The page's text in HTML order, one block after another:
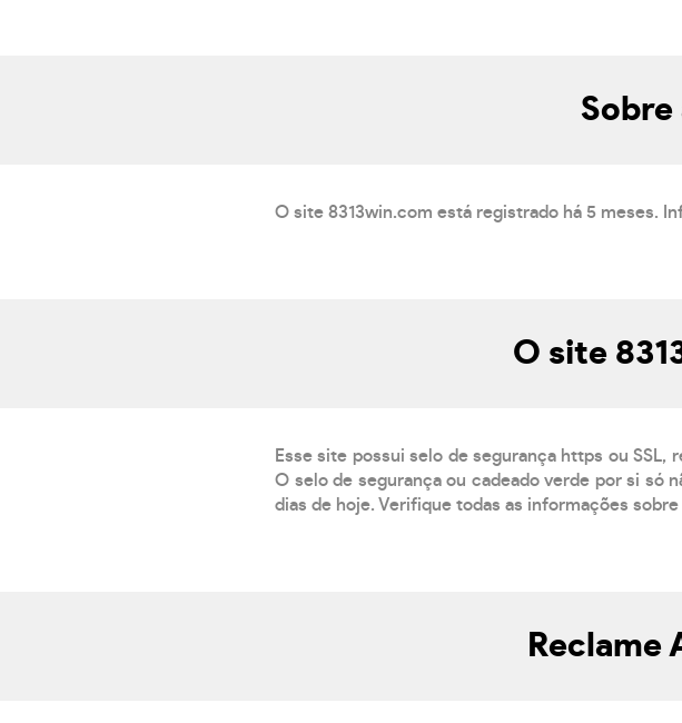
Sobre
O site 8313win.com está registrado há 5 meses.
O site
Esse site possui selo de segurança https ou
O selo de segurança ou cadeado verde por si só
dias de hoje. Verifique todas as informações
Reclame